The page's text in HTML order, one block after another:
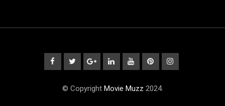
© Copyright Movie Muzz 2024.